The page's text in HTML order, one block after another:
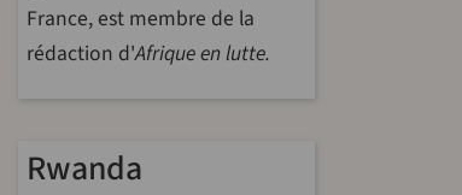
France, est membre de la
rédaction d'Afrique en lutte.
Rwanda